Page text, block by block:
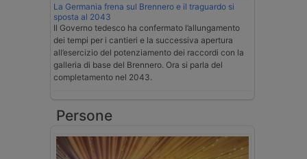
La Germania frena sul Brennero e il traguardo si
sposta al 2043
Il Governo tedesco ha confermato l’allungamento
dei tempi per i cantieri e la successiva apertura
all’esercizio del potenziamento dei raccordi con la
galleria di base del Brennero. Ora si parla del
completamento nel 2043.
Persone